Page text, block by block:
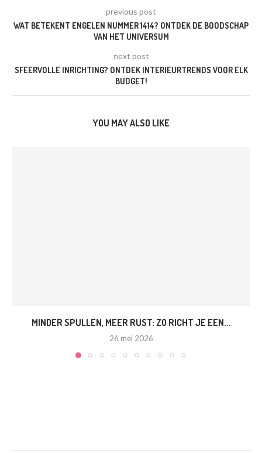
previous post
WAT BETEKENT ENGELEN NUMMER 1414? ONTDEK DE BOODSCHAP
VAN HET UNIVERSUM
next post
SFEERVOLLE INRICHTING? ONTDEK INTERIEURTRENDS VOOR ELK
BUDGET!
YOU MAY ALSO LIKE
MINDER SPULLEN, MEER RUST: ZO RICHT JE EEN...
26 mei 2026